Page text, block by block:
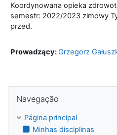
Koordynowana opieka
semestr: 2022/2023 zimowy
przed.
Prowadzący:Grzegorz
Navegação
Página principal
Minhas disciplinas